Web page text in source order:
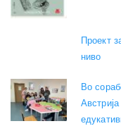
Проект
ниво
Во